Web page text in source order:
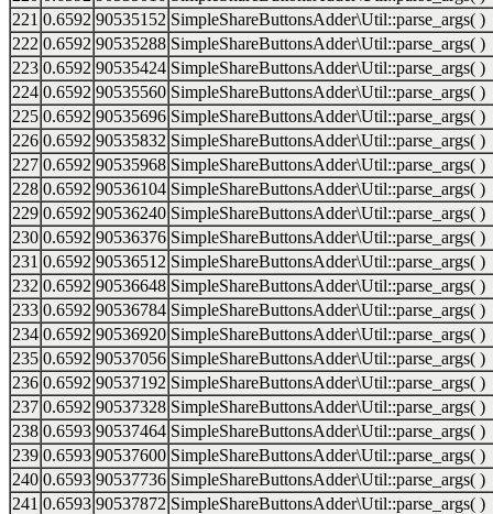
221 0.6592 90535152 SimpleShareButtonsAdder\Util::parse_args( )
222 0.6592 90535288 SimpleShareButtonsAdder\Util::parse_args( )
223 0.6592 90535424 SimpleShareButtonsAdder\Util::parse_args( )
224 0.6592 90535560 SimpleShareButtonsAdder\Util::parse_args( )
225 0.6592 90535696 SimpleShareButtonsAdder\Util::parse_args( )
226 0.6592 90535832 SimpleShareButtonsAdder\Util::parse_args( )
227 0.6592 90535968 SimpleShareButtonsAdder\Util::parse_args( )
228 0.6592 90536104 SimpleShareButtonsAdder\Util::parse_args( )
229 0.6592 90536240 SimpleShareButtonsAdder\Util::parse_args( )
230 0.6592 90536376 SimpleShareButtonsAdder\Util::parse_args( )
231 0.6592 90536512 SimpleShareButtonsAdder\Util::parse_args( )
232 0.6592 90536648 SimpleShareButtonsAdder\Util::parse_args( )
233 0.6592 90536784 SimpleShareButtonsAdder\Util::parse_args( )
234 0.6592 90536920 SimpleShareButtonsAdder\Util::parse_args( )
235 0.6592 90537056 SimpleShareButtonsAdder\Util::parse_args( )
236 0.6592 90537192 SimpleShareButtonsAdder\Util::parse_args( )
237 0.6592 90537328 SimpleShareButtonsAdder\Util::parse_args( )
238 0.6593 90537464 SimpleShareButtonsAdder\Util::parse_args( )
239 0.6593 90537600 SimpleShareButtonsAdder\Util::parse_args( )
240 0.6593 90537736 SimpleShareButtonsAdder\Util::parse_args( )
241 0.6593 90537872 SimpleShareButtonsAdder\Util::parse_args( )